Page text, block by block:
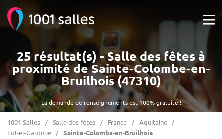
La demande de renseignements est 100% gratuite !
25 résultat(s) - Salle des fêtes à
proximité de Sainte-Colombe-en-
Bruilhois (47310)
1001 Salles Salle des fêtes France
Aquitaine
Lot-et-Garonne
Sainte-Colombe-en-Bruilhois